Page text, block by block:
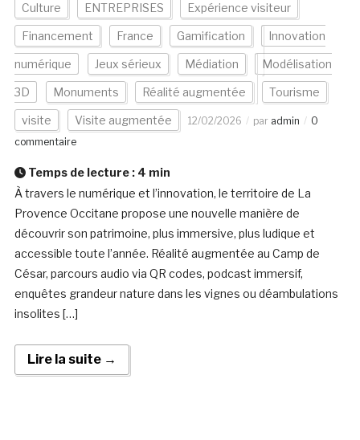
Culture ENTREPRISES Expérience visiteur
Financement France Gamification Innovation
numérique Jeux sérieux Médiation Modélisation
3D Monuments Réalité augmentée Tourisme
visite Visite augmentée 12/02/2026 par admin
0
commentaire
Temps de lecture : 4 min
À travers le numérique et l’innovation, le territoire de La
Provence Occitane propose une nouvelle manière de
découvrir son patrimoine, plus immersive, plus ludique et
accessible toute l’année. Réalité augmentée au Camp de
César, parcours audio via QR codes, podcast immersif,
enquêtes grandeur nature dans les vignes ou déambulations
insolites […]
Lire la suite →